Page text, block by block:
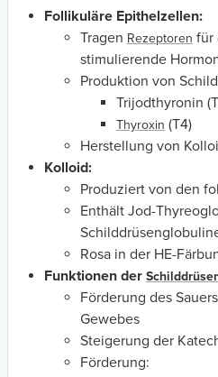
Follikuläre Epithelzellen:
Tragen Rezeptoren für
stimulierende
Produktion von
Trijodthyronin
Thyroxin (T4)
Herstellung von
Kolloid:
Produziert von den
Enthält Jod-
Rosa in der HE-
Funktionen der
Förderung des
Gewebes
Steigerung der
Förderung: